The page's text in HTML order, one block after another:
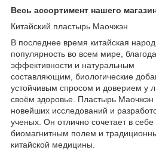
Весь ассортимент нашего
Китайский пластырь Маочжэн
В последнее время китайская
популярность во всем мире,
эффективности и натуральным
составляющим, биологические
устойчивым спросом и доверием у
своём здоровье. Пластырь Маочжэн
новейших исследований и
ученых. Он отлично сочетает в
биомагнитным полем и
китайской медицины.